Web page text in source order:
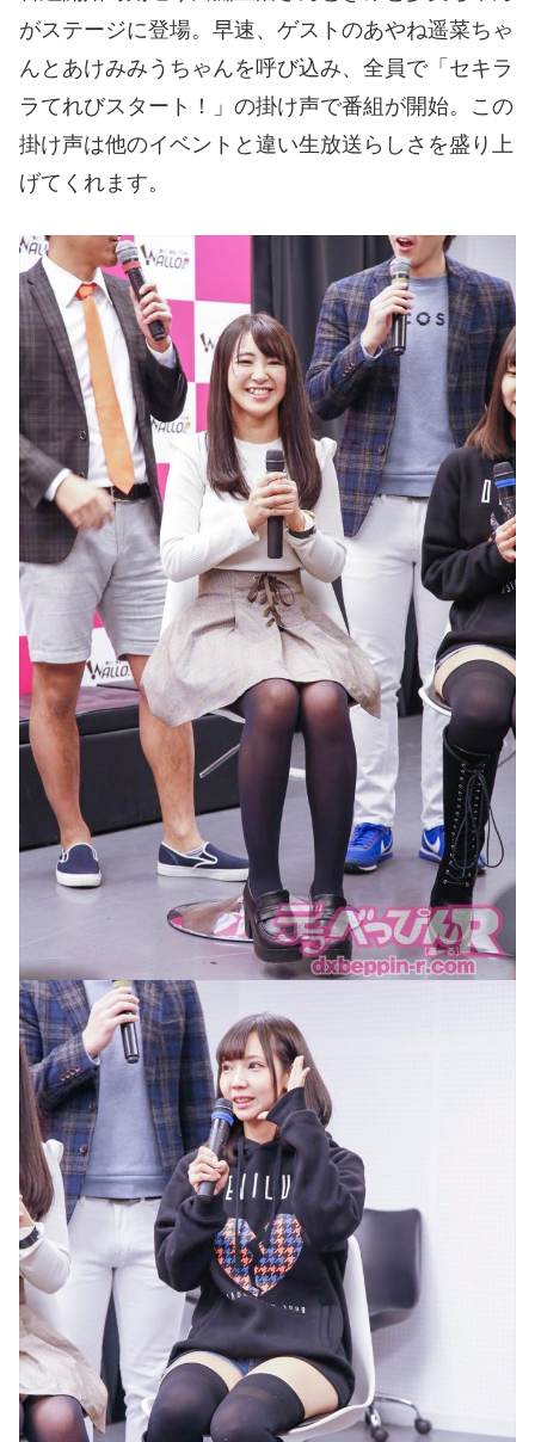
がステージに登場。早速、ゲストのあやね遥菜ちゃ
んとあけみみうちゃんを呼び込み、全員で「セキラ
ラてれびスタート！」の掛け声で番組が開始。この
掛け声は他のイベントと違い生放送らしさを盛り上
げてくれます。